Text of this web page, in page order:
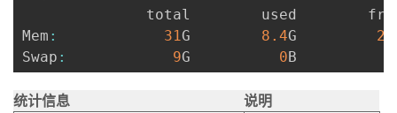
total        used
Mem : 31G 8.4G 21
Swap : 9G 0B
统计信息 说明